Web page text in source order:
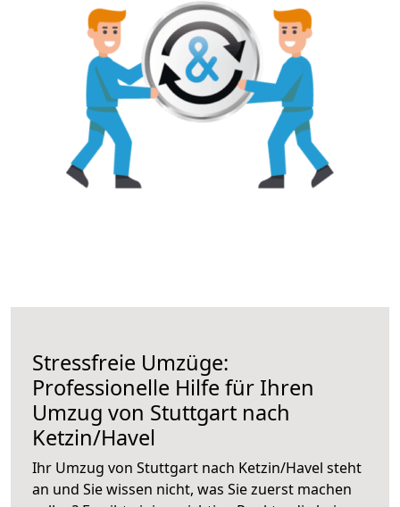
Stressfreie Umzüge:
Professionelle Hilfe für Ihren
Umzug von Stuttgart nach
Ketzin/Havel
Ihr Umzug von Stuttgart nach Ketzin/Havel steht
an und Sie wissen nicht, was Sie zuerst machen